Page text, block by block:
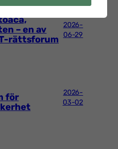
– en av
rättsforum
2026-
06-29
för
2026-
03-02